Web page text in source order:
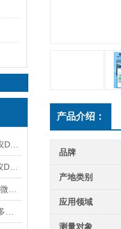
产品介绍：
品牌
产地类别
应用领域
测量对象